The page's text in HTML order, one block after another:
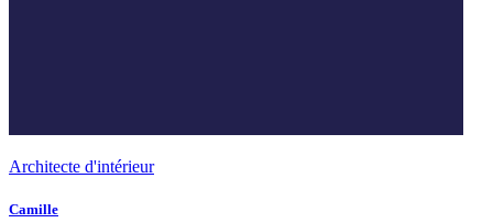
Architecte d'intérieur
Camille